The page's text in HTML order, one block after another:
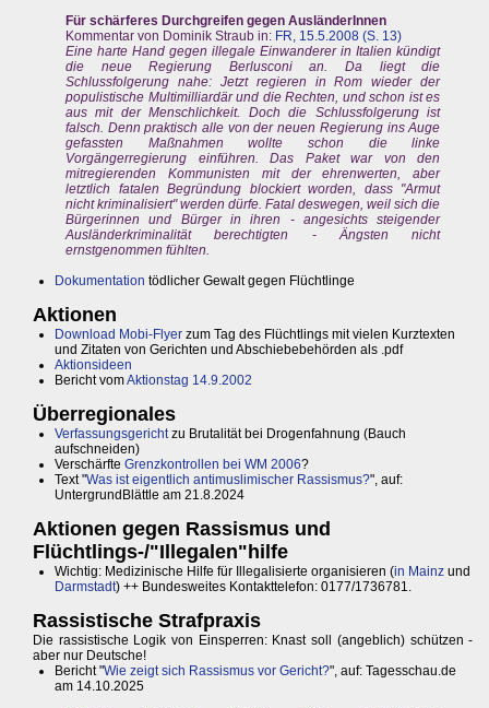
Für schärferes Durchgreifen gegen AusländerInnen
Kommentar von Dominik Straub in: FR, 15.5.2008 (S. 13)
Eine harte Hand gegen illegale Einwanderer in Italien kündigt
die neue Regierung Berlusconi an. Da liegt die
Schlussfolgerung nahe: Jetzt regieren in Rom wieder der
populistische Multimilliardär und die Rechten, und schon ist es
aus mit der Menschlichkeit. Doch die Schlussfolgerung ist
falsch. Denn praktisch alle von der neuen Regierung ins Auge
gefassten Maßnahmen wollte schon die linke
Vorgängerregierung einführen. Das Paket war von den
mitregierenden Kommunisten mit der ehrenwerten, aber
letztlich fatalen Begründung blockiert worden, dass "Armut
nicht kriminalisiert" werden dürfe. Fatal deswegen, weil sich die
Bürgerinnen und Bürger in ihren - angesichts steigender
Ausländerkriminalität berechtigten - Ängsten nicht
ernstgenommen fühlten.
Dokumentation tödlicher Gewalt gegen Flüchtlinge
Aktionen
Download Mobi-Flyer zum Tag des Flüchtlings mit vielen Kurztexten
und Zitaten von Gerichten und Abschiebebehörden als .pdf
Aktionsideen
Bericht vomAktionstag 14.9.2002
Überregionales
Verfassungsgerichtzu Brutalität bei Drogenfahnung (Bauch
aufschneiden)
Verschärfte Grenzkontrollen bei WM 2006?
Text "Was ist eigentlich antimuslimischer Rassismus?", auf:
UntergrundBlättle am 21.8.2024
Aktionen gegen Rassismus und
Flüchtlings-/"Illegalen"hilfe
Wichtig: Medizinische Hilfe für Illegalisierte organisieren (in Mainz und
Darmstadt) ++ Bundesweites Kontakttelefon: 0177/1736781.
Rassistische Strafpraxis
Die rassistische Logik von Einsperren: Knast soll (angeblich) schützen -
aber nur Deutsche!
Bericht "Wie zeigt sich Rassismus vor Gericht?", auf: Tagesschau.de
am 14.10.2025